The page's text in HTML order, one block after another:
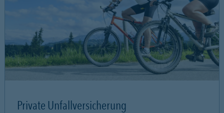
Private Unfallversicherung